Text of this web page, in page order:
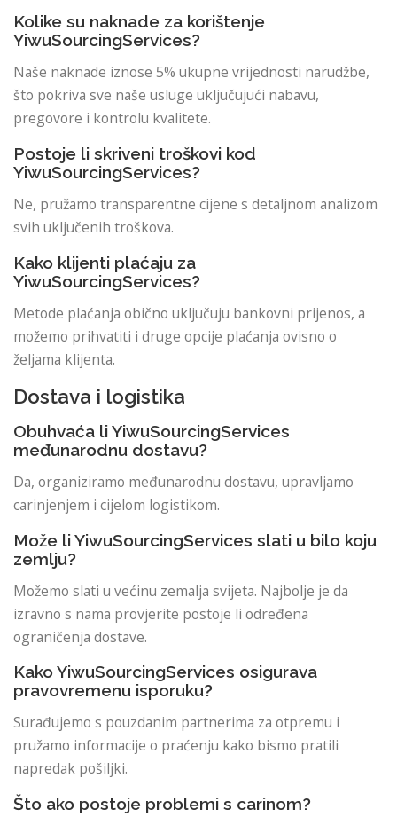
Kolike su naknade za korištenje
YiwuSourcingServices?
Naše naknade iznose 5% ukupne vrijednosti narudžbe,
što pokriva sve naše usluge uključujući nabavu,
pregovore i kontrolu kvalitete.
Postoje li skriveni troškovi kod
YiwuSourcingServices?
Ne, pružamo transparentne cijene s detaljnom analizom
svih uključenih troškova.
Kako klijenti plaćaju za
YiwuSourcingServices?
Metode plaćanja obično uključuju bankovni prijenos, a
možemo prihvatiti i druge opcije plaćanja ovisno o
željama klijenta.
Dostava i logistika
Obuhvaća li YiwuSourcingServices
međunarodnu dostavu?
Da, organiziramo međunarodnu dostavu, upravljamo
carinjenjem i cijelom logistikom.
Može li YiwuSourcingServices slati u bilo koju
zemlju?
Možemo slati u većinu zemalja svijeta. Najbolje je da
izravno s nama provjerite postoje li određena
ograničenja dostave.
Kako YiwuSourcingServices osigurava
pravovremenu isporuku?
Surađujemo s pouzdanim partnerima za otpremu i
pružamo informacije o praćenju kako bismo pratili
napredak pošiljki.
Što ako postoje problemi s carinom?